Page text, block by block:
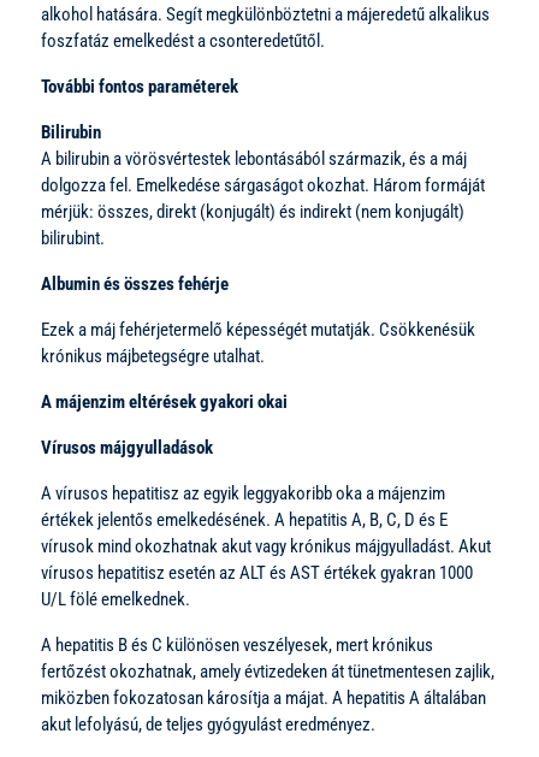
alkohol hatására. Segít megkülönböztetni a májeredetű alkalikus
foszfatáz emelkedést a csonteredetűtől.
További fontos paraméterek
Bilirubin
A bilirubin a vörösvértestek lebontásából származik, és a máj
dolgozza fel. Emelkedése sárgaságot okozhat. Három formáját
mérjük: összes, direkt (konjugált) és indirekt (nem konjugált)
bilirubint.
Albumin és összes fehérje
Ezek a máj fehérjetermelő képességét mutatják. Csökkenésük
krónikus májbetegségre utalhat.
A májenzim eltérések gyakori okai
Vírusos májgyulladások
A vírusos hepatitisz az egyik leggyakoribb oka a májenzim
értékek jelentős emelkedésének. A hepatitis A, B, C, D és E
vírusok mind okozhatnak akut vagy krónikus májgyulladást. Akut
vírusos hepatitisz esetén az ALT és AST értékek gyakran 1000
U/L fölé emelkednek.
A hepatitis B és C különösen veszélyesek, mert krónikus
fertőzést okozhatnak, amely évtizedeken át tünetmentesen zajlik,
miközben fokozatosan károsítja a májat. A hepatitis A általában
akut lefolyású, de teljes gyógyulást eredményez.